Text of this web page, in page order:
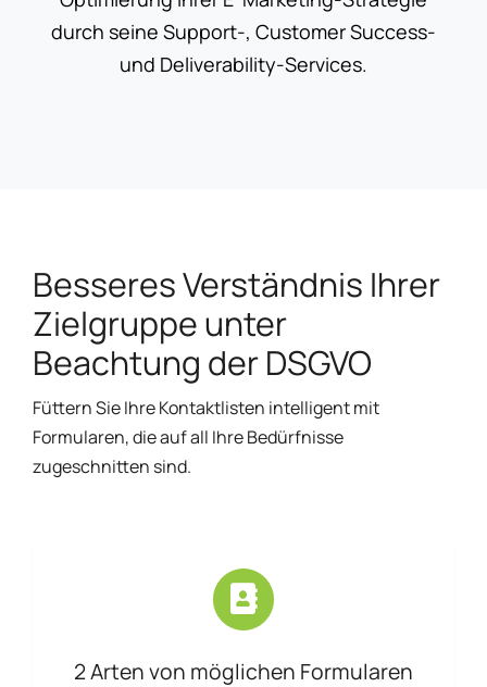
durch seine Support-, Customer Success-
und Deliverability-Services.
Besseres Verständnis Ihrer
Zielgruppe unter
Beachtung der DSGVO
Füttern Sie Ihre Kontaktlisten intelligent mit
Formularen, die auf all Ihre Bedürfnisse
zugeschnitten sind.
2 Arten von möglichen Formularen